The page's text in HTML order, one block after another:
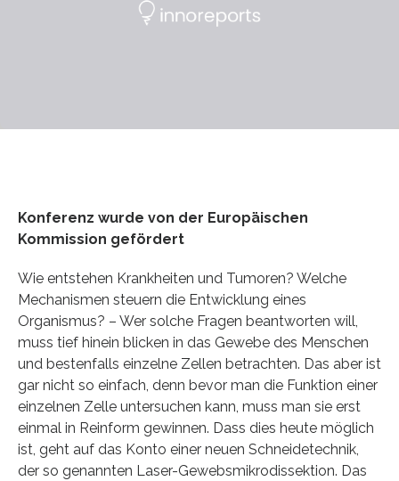
Konferenz wurde von der Europäischen
Kommission gefördert
Wie entstehen Krankheiten und Tumoren? Welche
Mechanismen steuern die Entwicklung eines
Organismus? – Wer solche Fragen beantworten will,
muss tief hinein blicken in das Gewebe des Menschen
und bestenfalls einzelne Zellen betrachten. Das aber ist
gar nicht so einfach, denn bevor man die Funktion einer
einzelnen Zelle untersuchen kann, muss man sie erst
einmal in Reinform gewinnen. Dass dies heute möglich
ist, geht auf das Konto einer neuen Schneidetechnik,
der so genannten Laser-Gewebsmikrodissektion. Das